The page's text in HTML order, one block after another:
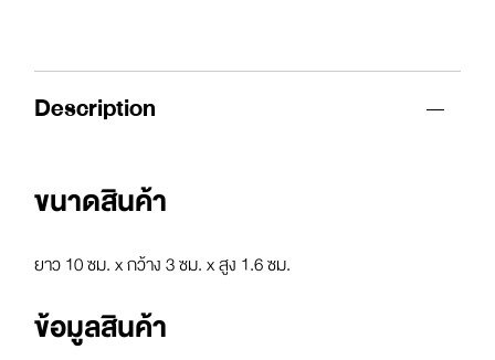
Description
ขนาดสินค้า
ยาว 10 ซม. x กว้าง 3 ซม. x สูง 1.6 ซม.
ข้อมูลสินค้า